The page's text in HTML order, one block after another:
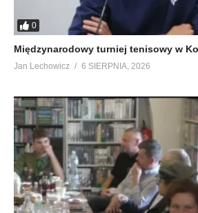
0
Międzynarodowy turniej tenisowy w
Jan Lechowicz 6 SIERPNIA, 2026